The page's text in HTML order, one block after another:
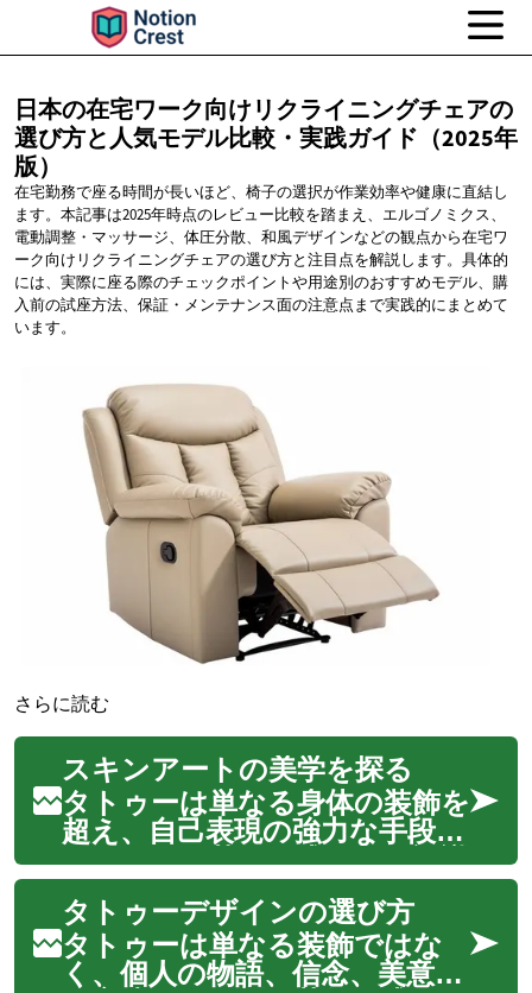
日本の在宅ワーク向けリクライニングチェアの
選び方と人気モデル比較・実践ガイド（2025年
版）
在宅勤務で座る時間が長いほど、椅子の選択が作業効率や健康に直結し
ます。本記事は2025年時点のレビュー比較を踏まえ、エルゴノミクス、
電動調整・マッサージ、体圧分散、和風デザインなどの観点から在宅ワ
ーク向けリクライニングチェアの選び方と注目点を解説します。具体的
には、実際に座る際のチェックポイントや用途別のおすすめモデル、購
入前の試座方法、保証・メンテナンス面の注意点まで実践的にまとめて
います。
さらに読む
スキンアートの美学を探る
タトゥーは単なる身体の装飾を
超え、自己表現の強力な手段と
して、また芸術形式として認識
されています。皮膚をキャン
バスとし、インクと針を使っ
て物語、信念、記憶、そして個
性を永続的に刻み込むこの古く
タトゥーデザインの選び方
タトゥーは単なる装飾ではな
く、個人の物語、信念、美意識